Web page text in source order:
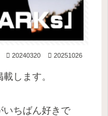
20240320 20251026
します。
いちばん好きで